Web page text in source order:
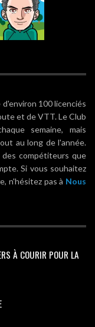
100 licenciés
et de VTT. Le Club
semaine, mais
au long de l'année.
des compétiteurs que
Si vous souhaitez
n'hésitez pas à Nous
À COURIR POUR LA